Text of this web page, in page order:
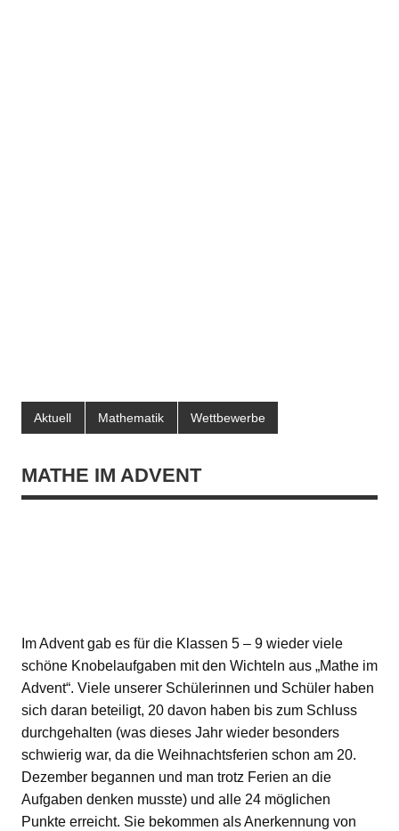
Aktuell Mathematik Wettbewerbe
MATHE IM ADVENT
Im Advent gab es für die Klassen 5 – 9 wieder viele
schöne Knobelaufgaben mit den Wichteln aus „Mathe im
Advent“. Viele unserer Schülerinnen und Schüler haben
sich daran beteiligt, 20 davon haben bis zum Schluss
durchgehalten (was dieses Jahr wieder besonders
schwierig war, da die Weihnachtsferien schon am 20.
Dezember begannen und man trotz Ferien an die
Aufgaben denken musste) und alle 24 möglichen
Punkte erreicht. Sie bekommen als Anerkennung von